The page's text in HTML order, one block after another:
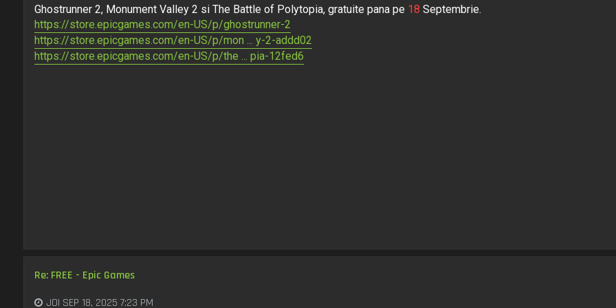
Ghostrunner 2, Monument Valley 2 si The Battle of Polytopia, gratuite pana pe 18 Septembrie.
https://store.epicgames.com/en-US/p/ghostrunner-2
https://store.epicgames.com/en-US/p/mon ... y-2-addd02
https://store.epicgames.com/en-US/p/the ... pia-12fed6
Re: FREE - Epic Games
JOI SEP 18, 2025 7:23 PM